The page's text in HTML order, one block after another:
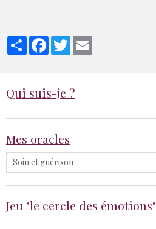
PartagerFacebook
Twitter
Qui suis-je ?
Mes oracles
Jeu "le cercle des émotions"